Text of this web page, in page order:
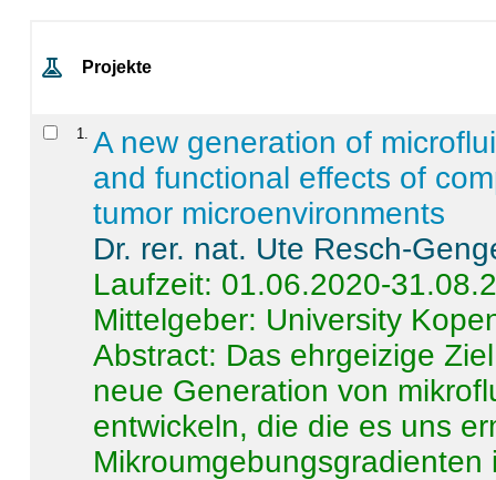
Projekte
1
A new generation of
and functional effects of
tumor microenvironments
Dr. rer. nat. Ute Resch-
Laufzeit: 01.06.2020-
Mittelgeber: University
Abstract: Das ehrgeizige
neue Generation von
entwickeln, die die es uns
Mikroumgebungsgradienten